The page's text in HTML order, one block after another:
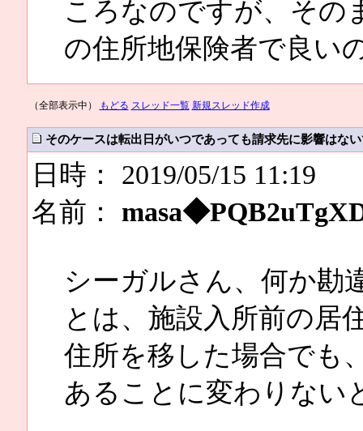
ころなのですが、その
の住所地保険者で良い
（全部表示中） もどる スレッド一覧 新規スレッド作成
そのケースは転出日がいつであっても請求先に影響はな
日時： 2019/05/15 11:19
名前：
シーガルさん、何か勘
とは、施設入所前の居
住所を移した場合でも
あることに変わりない